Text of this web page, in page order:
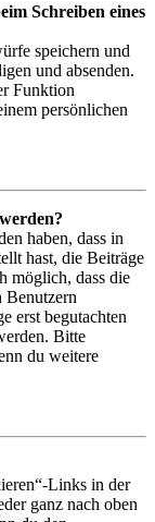
Schreiben eines
speichern und
und absenden.
Funktion
persönlichen
haben, dass in
hast, die Beiträge
möglich, dass die
Benutzern
erst begutachten
Bitte
du weitere
Links in der
ganz nach oben